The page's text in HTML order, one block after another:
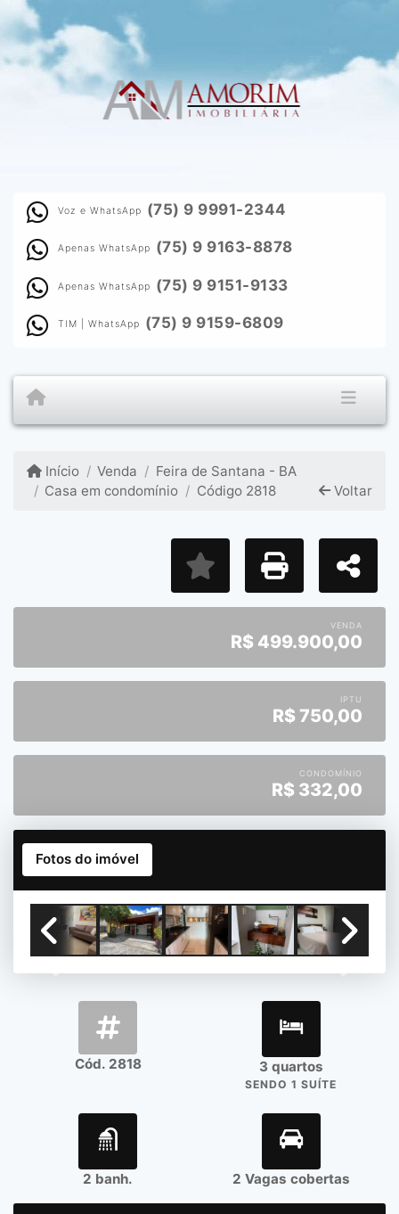
Voz e WhatsApp (75) 9 9991-2344
Apenas WhatsApp (75) 9 9163-8878
Apenas WhatsApp (75) 9 9151-9133
TIM | WhatsApp (75) 9 9159-6809
Início Venda
Feira de Santana - BA
Casa em condomínio
Código 2818 Voltar
VENDA
R$ 499.900,00
IPTU
R$ 750,00
CONDOMÍNIO
R$ 332,00
Fotos do imóvel
Cód. 2818 3 quartos
SENDO 1 SUÍTE
2 banh. 2 Vagas cobertas